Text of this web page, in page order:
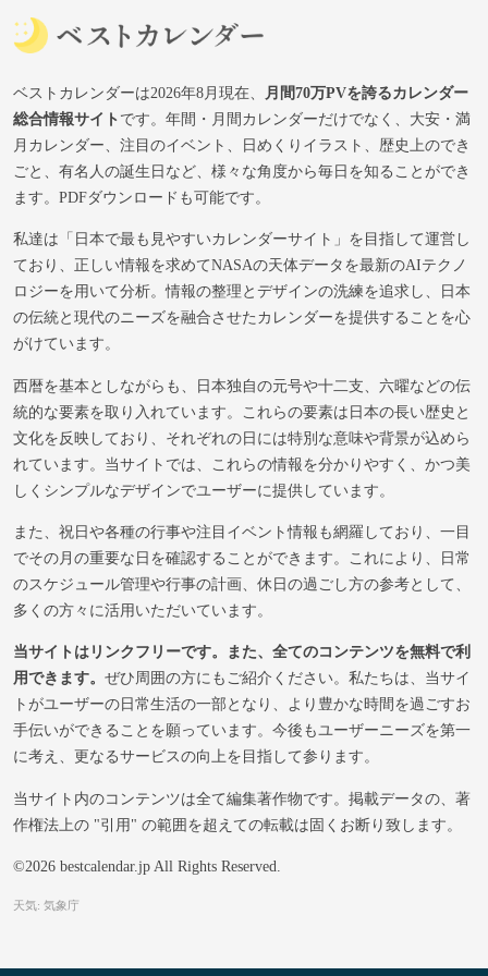
ベストカレンダーは2026年8月現在、
月間70万PVを誇るカレンダー
総合情報サイトです。年間・月間カレンダーだけでなく、大安・満
月カレンダー、注目のイベント、日めくりイラスト、歴史上のでき
ごと、有名人の誕生日など、様々な角度から毎日を知ることができ
ます。PDFダウンロードも可能です。
私達は「日本で最も見やすいカレンダーサイト」を目指して運営し
ており、正しい情報を求めてNASAの天体データを最新のAIテクノ
ロジーを用いて分析。情報の整理とデザインの洗練を追求し、日本
の伝統と現代のニーズを融合させたカレンダーを提供することを心
がけています。
西暦を基本としながらも、日本独自の元号や十二支、六曜などの伝
統的な要素を取り入れています。これらの要素は日本の長い歴史と
文化を反映しており、それぞれの日には特別な意味や背景が込めら
れています。当サイトでは、これらの情報を分かりやすく、かつ美
しくシンプルなデザインでユーザーに提供しています。
また、祝日や各種の行事や注目イベント情報も網羅しており、一目
でその月の重要な日を確認することができます。これにより、日常
のスケジュール管理や行事の計画、休日の過ごし方の参考として、
多くの方々に活用いただいています。
当サイトはリンクフリーです。また、全てのコンテンツを無料で利
用できます。 ぜひ周囲の方にもご紹介ください。私たちは、当サイ
トがユーザーの日常生活の一部となり、より豊かな時間を過ごすお
手伝いができることを願っています。今後もユーザーニーズを第一
に考え、更なるサービスの向上を目指して参ります。
当サイト内のコンテンツは全て編集著作物です。掲載データの、著
作権法上の "引用" の範囲を超えての転載は固くお断り致します。
©2026 bestcalendar.jp All Rights Reserved.
天気: 気象庁